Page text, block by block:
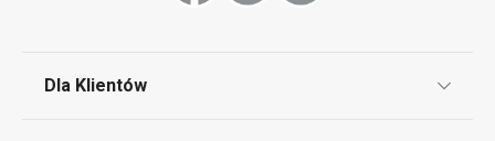
Dla Klientów